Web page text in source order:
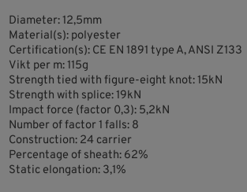
Diameter: 12,5mm
Material(s): polyester
Certification(s): CE EN 1891 type A, ANSI Z133
Vikt per m: 115g
Strength tied with figure-eight knot: 15kN
Strength with splice: 19kN
Impact force (factor 0,3): 5,2kN
Number of factor 1 falls: 8
Construction: 24 carrier
Percentage of sheath: 62%
Static elongation: 3,1%